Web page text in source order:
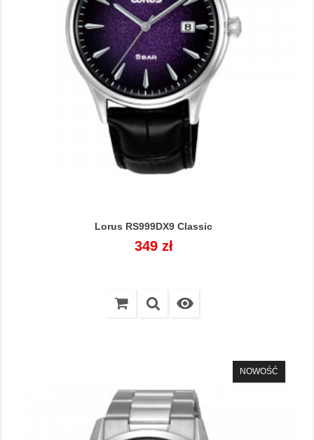
Lorus RS999DX9 Classic
Cena
349 zł

NOWOŚĆ